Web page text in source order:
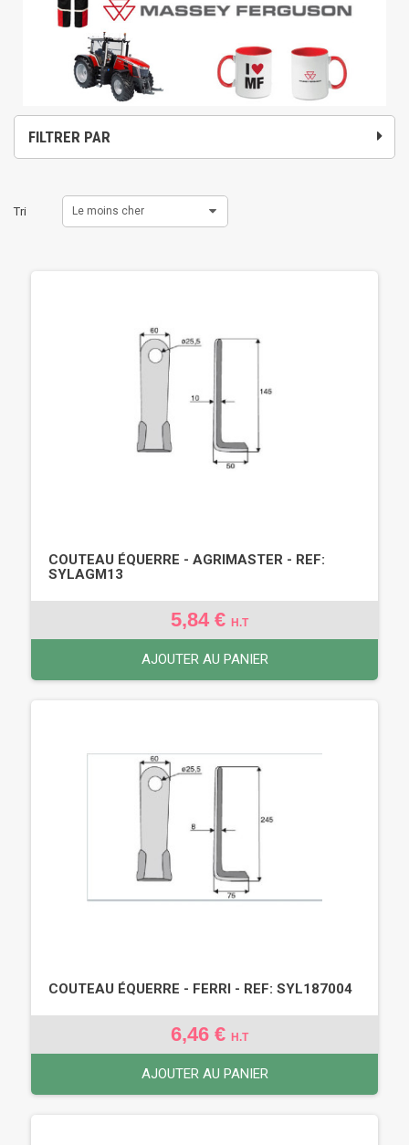
FILTRER PAR
Tri Le moins cher
COUTEAU ÉQUERRE - AGRIMASTER - REF:
SYLAGM13
5,84 € H.T
AJOUTER AU PANIER
COUTEAU ÉQUERRE - FERRI - REF: SYL187004
6,46 € H.T
AJOUTER AU PANIER